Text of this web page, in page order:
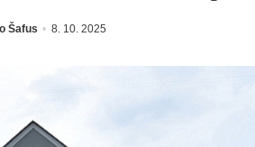
Šafus 8. 10. 2025